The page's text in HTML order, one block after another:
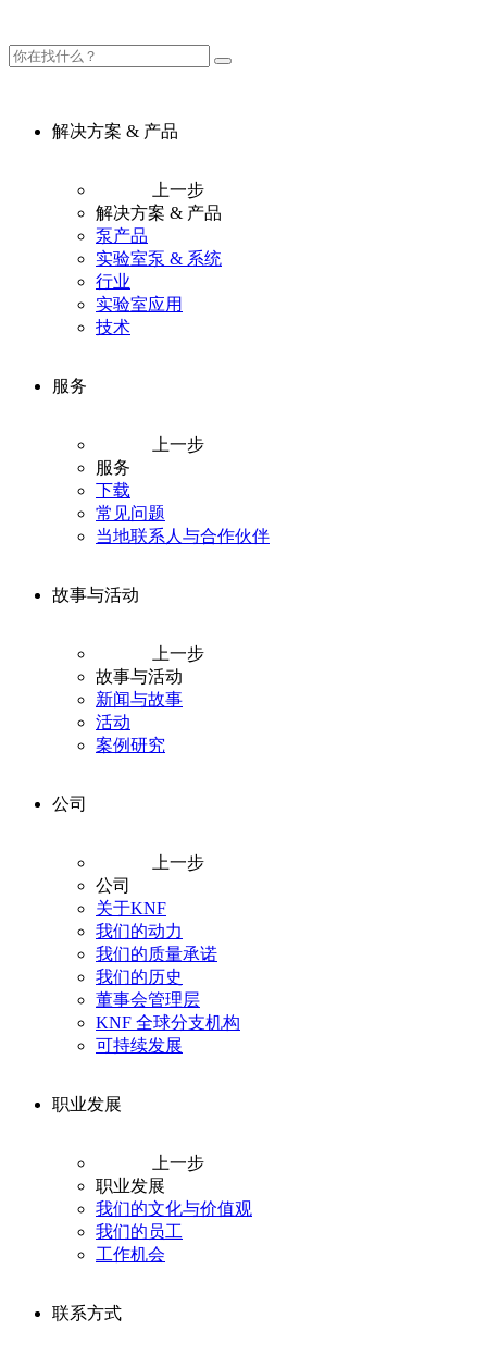
解决方案 & 产品
上一步
解决方案 & 产品
泵产品
实验室泵 & 系统
行业
实验室应用
技术
服务
上一步
服务
下载
常见问题
当地联系人与合作伙伴
故事与活动
上一步
故事与活动
新闻与故事
活动
案例研究
公司
上一步
公司
关于KNF
我们的动力
我们的质量承诺
我们的历史
董事会管理层
KNF 全球分支机构
可持续发展
职业发展
上一步
职业发展
我们的文化与价值观
我们的员工
工作机会
联系方式